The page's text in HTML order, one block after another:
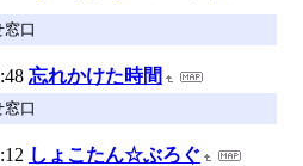
窓口
忘れかけた時間
窓口
しょこたん☆ぶろぐ